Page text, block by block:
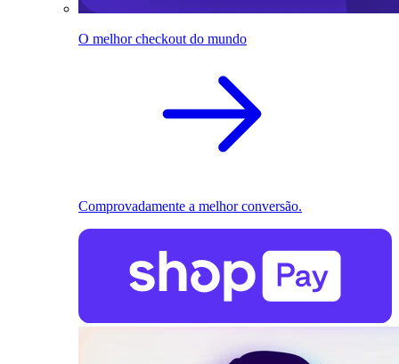
O melhor checkout do mundo
Comprovadamente a melhor conversão.